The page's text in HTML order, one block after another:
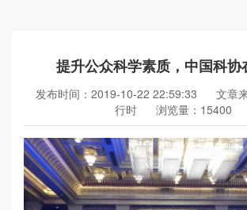
提升公众科学素质，中国科协
发布时间：2019-10-22 22:59:33
文章
行时
浏览量：15400